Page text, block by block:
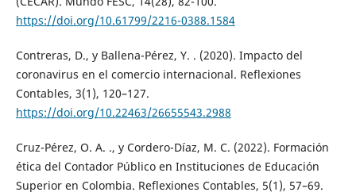
https://doi.org/10.61799/2216-0388.1584
Contreras, D., y Ballena-Pérez, Y. . (2020). Impacto del
coronavirus en el comercio internacional. Reflexiones
Contables, 3(1), 120–127.
https://doi.org/10.22463/26655543.2988
Cruz-Pérez, O. A. ., y Cordero-Díaz, M. C. (2022). Formación
ética del Contador Público en Instituciones de Educación
Superior en Colombia. Reflexiones Contables, 5(1), 57–69.